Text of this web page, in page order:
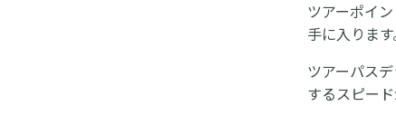
ツアーポイ
手に入ります
ツアーパス
するスピー